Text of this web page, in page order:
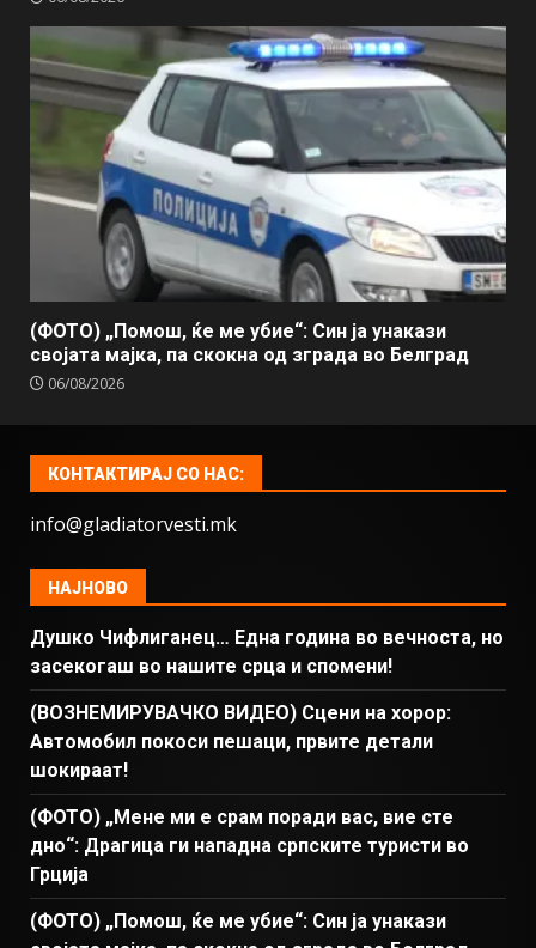
(ФОТО) „Помош, ќе ме убие“: Син ја унакази
својата мајка, па скокна од зграда во Белград
06/08/2026
КОНТАКТИРАЈ СО НАС:
info@gladiatorvesti.mk
НАЈНОВО
Душко Чифлиганец… Eдна година во вечноста, но
засекогаш во нашите срца и спомени!
(ВОЗНЕМИРУВАЧКО ВИДЕО) Сцени на хорор:
Автомобил покоси пешаци, првите детали
шокираат!
(ФОТО) „Мене ми е срам поради вас, вие сте
дно“: Драгица ги нападна српските туристи во
Грција
(ФОТО) „Помош, ќе ме убие“: Син ја унакази